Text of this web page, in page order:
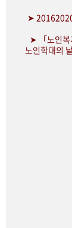
➤
➤ 「노인복
노인학대의